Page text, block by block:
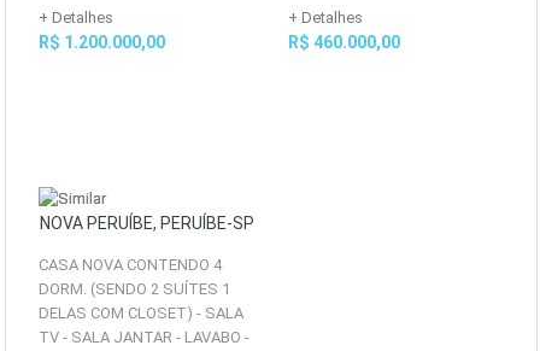
+ Detalhes
R$ 1.200.000,00
+ Detalhes
R$ 460.000,00
NOVA PERUÍBE, PERUÍBE-SP
CASA NOVA CONTENDO 4
DORM. (SENDO 2 SUÍTES 1
DELAS COM CLOSET) - SALA
TV - SALA JANTAR - LAVABO -